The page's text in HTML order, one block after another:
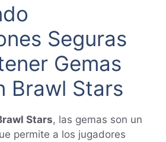
Seguras
Gemas
Brawl Stars
Stars, las gemas son un
permite a los jugadores